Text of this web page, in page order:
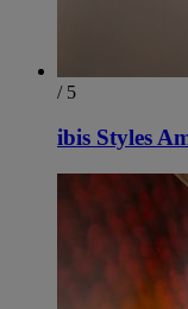
/ 5
ibis Styles